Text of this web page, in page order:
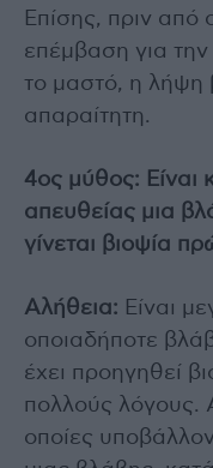
Επίσης, πριν από
επέμβαση για
το μαστό, η λήψη
απαραίτητη.
4ος μύθος: Είναι
απευθείας μια
γίνεται βιοψία
Αλήθεια: Είναι
οποιαδήποτε
έχει προηγηθεί
πολλούς λόγους.
οποίες